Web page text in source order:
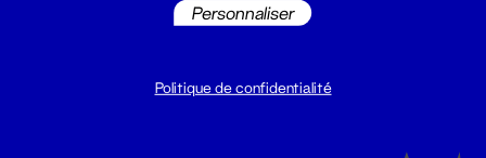
Personnaliser
Politique de confidentialité